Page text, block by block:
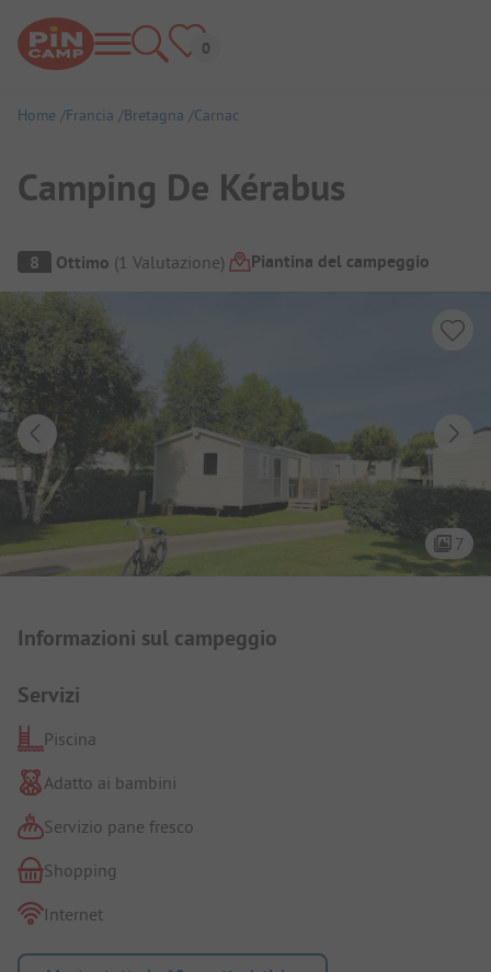
Home Francia Bretagna Carnac
Camping De Kérabus
Panoramica del campeggio
8 Ottimo (1 Valutazione) Piantina del campeggio
7
Informazioni sul campeggio
Servizi
Piscina
Adatto ai bambini
Servizio pane fresco
Shopping
Internet